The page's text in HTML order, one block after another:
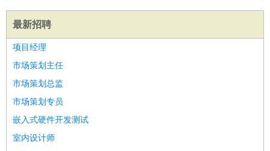
最新招聘
项目经理
市场策划主任
市场策划总监
市场策划专员
嵌入式硬件开发测试
室内设计师